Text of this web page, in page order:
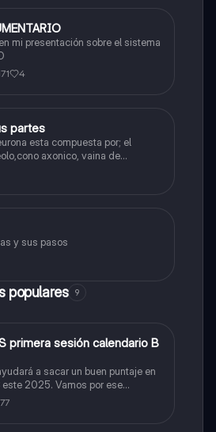
mi presentación sobre el sistema
4
partes
esta compuesta por; el
axonico, vaina de
de schwann,nódulo de
Arborizacion terminal, botón
y sus pasos
populares 9
primera sesión calendario B
a sacar un buen puntaje en
este 2025. Vamos por ese
admitido en la universidad que
carrera que quieres y no la que te